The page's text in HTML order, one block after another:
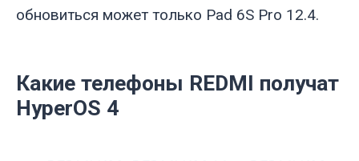
обновиться может только Pad 6S Pro 12.4.
Какие телефоны REDMI получат
HyperOS 4